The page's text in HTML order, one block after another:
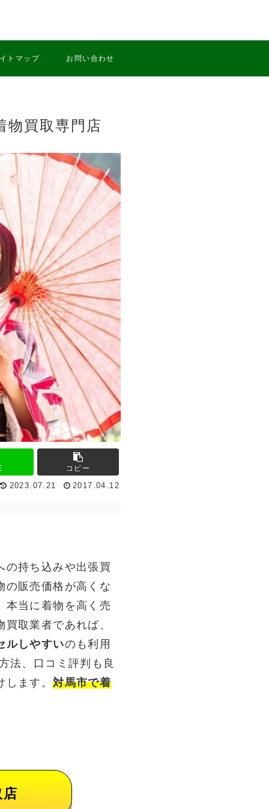
トマップ お問い合わせ
物買取専門店
コピー
2023.07.21 2017.04.12
の持ち込みや出張買
の販売価格が高くな
本当に着物を高く売
取業者であれば、
ルしやすいのも利用
法、口コミ評判も良
します。対馬市で着